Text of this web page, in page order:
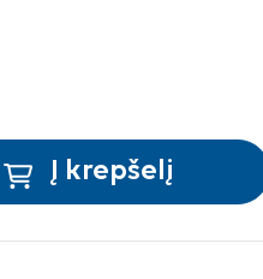
Į krepšelį